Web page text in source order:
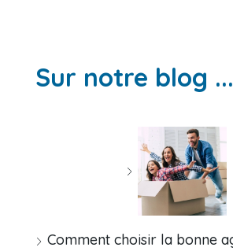
Sur notre blog ...
Comment choisir la bonne